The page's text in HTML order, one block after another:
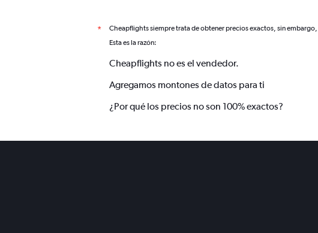
* Cheapflights siempre trata de obtener precios exactos, sin embargo,
Esta es la razón:
Cheapflights no es el vendedor.
Agregamos montones de datos para ti
¿Por qué los precios no son 100% exactos?